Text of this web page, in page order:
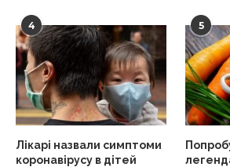
4
Лікарі назвали симптоми
коронавірусу в дітей
5